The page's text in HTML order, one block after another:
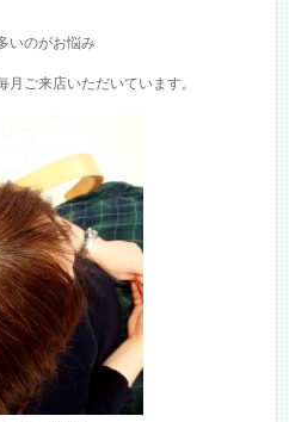
いのがお悩み
ご来店いただいています。